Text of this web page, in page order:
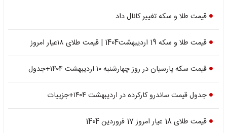
قیمت طلا و سکه تغییر کانال داد
قیمت طلا و سکه 19 اردیبهشت1404 | قیمت طلای ۱۸عیار امروز
قیمت سکه پارسیان در روز چهارشنبه ۱۰ اردیبهشت ۱۴۰۴+جدول
جدول قیمت ساندرو کارکرده در اردیبهشت ۱۴۰۴+جزییات
قیمت طلای 18 عیار امروز 17 فروردین 1404